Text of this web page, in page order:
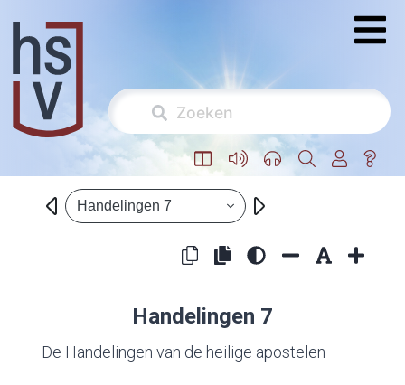
Handelingen 7
Handelingen 7
De Handelingen van de heilige apostelen